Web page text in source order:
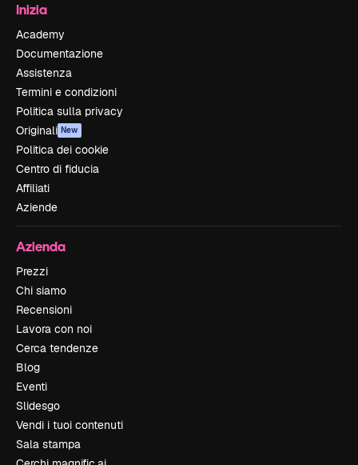
Inizia
Academy
Documentazione
Assistenza
Termini e condizioni
Politica sulla privacy
Originali New
Politica dei cookie
Centro di fiducia
Affiliati
Aziende
Azienda
Prezzi
Chi siamo
Recensioni
Lavora con noi
Cerca tendenze
Blog
Eventi
Slidesgo
Vendi i tuoi contenuti
Sala stampa